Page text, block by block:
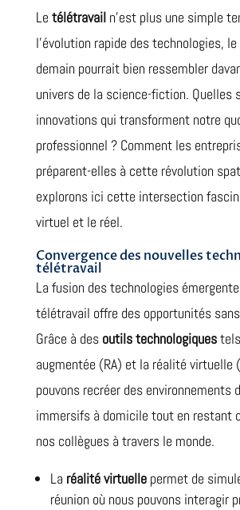
Le télétravailn’est plus une simple
l’évolution rapide des technologies, le
demain pourrait bien ressembler
univers de la science-fiction. Quelles
innovations qui transforment notre
professionnel ? Comment les
préparent-elles à cette révolution
explorons ici cette intersection
virtuel et le réel.
Convergence des nouvelles
télétravail
La fusion des technologies
télétravail offre des opportunités
Grâce à des outils technologiquestels
augmentée (RA) et la réalité virtuelle
pouvons recréer des environnements
immersifs à domicile tout en restant
nos collègues à travers le monde.
La réalité virtuellepermet de
réunion où nous pouvons interagir